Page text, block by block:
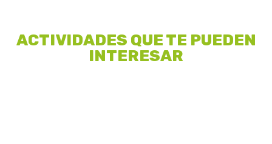
ACTIVIDADES QUE TE PUEDEN
INTERESAR